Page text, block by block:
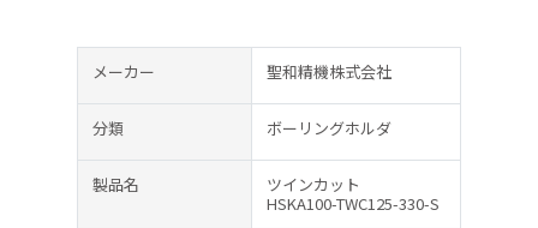
メーカー 聖和精機株式会社
分類 ボーリングホルダ
製品名
ツインカット
HSKA100-TWC125-330-S